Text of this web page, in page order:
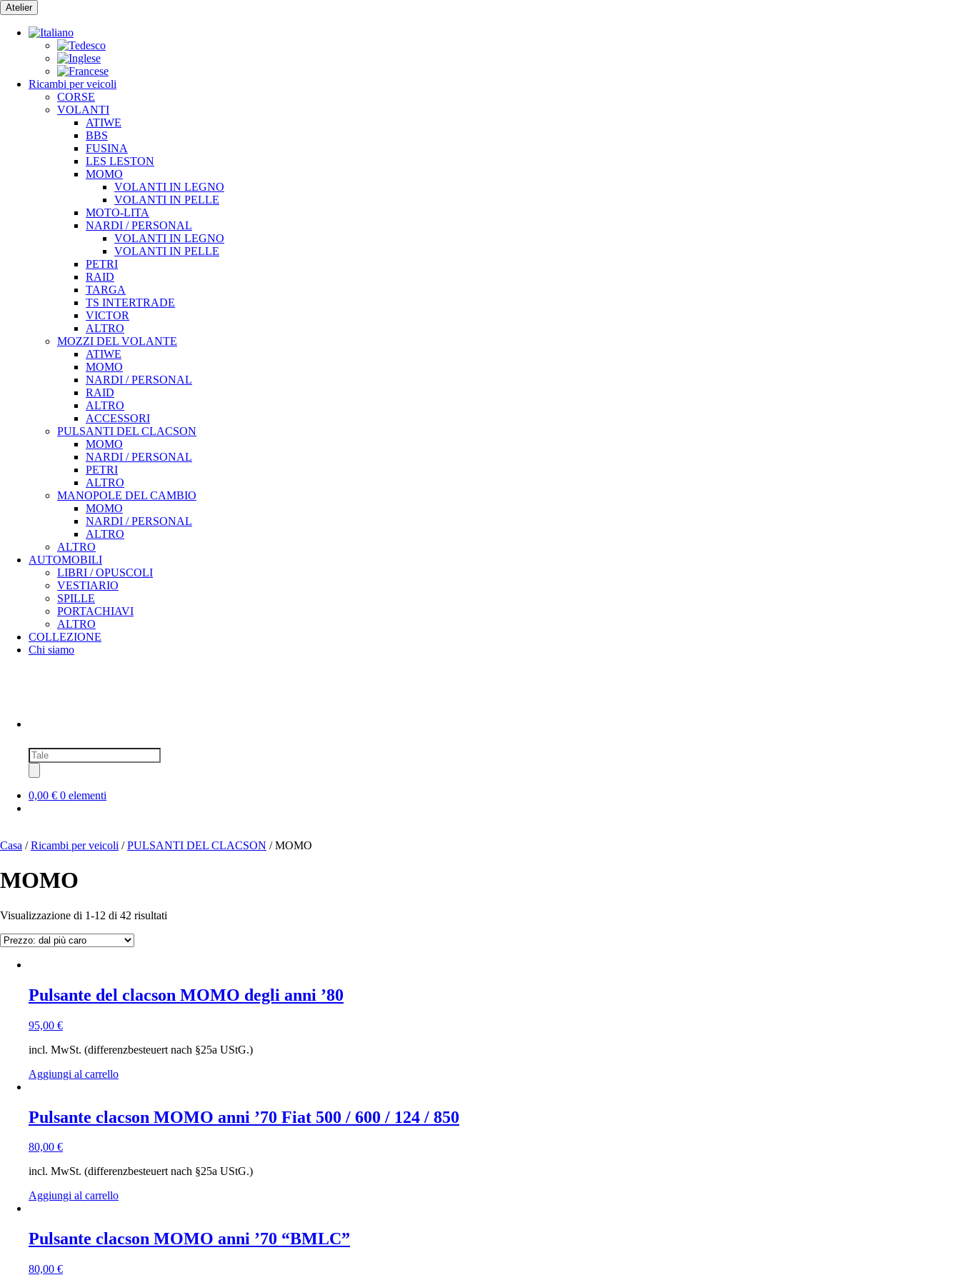
Vai
al
contenuto
Atelier
Ricambi per veicoli
CORSE
VOLANTI
ATIWE
BBS
FUSINA
LES LESTON
MOMO
VOLANTI IN LEGNO
VOLANTI IN PELLE
MOTO-LITA
NARDI / PERSONAL
VOLANTI IN LEGNO
VOLANTI IN PELLE
PETRI
RAID
TARGA
TS INTERTRADE
VICTOR
ALTRO
MOZZI DEL VOLANTE
ATIWE
MOMO
NARDI / PERSONAL
RAID
ALTRO
ACCESSORI
PULSANTI DEL CLACSON
MOMO
NARDI / PERSONAL
PETRI
ALTRO
MANOPOLE DEL CAMBIO
MOMO
NARDI / PERSONAL
ALTRO
ALTRO
AUTOMOBILI
LIBRI / OPUSCOLI
VESTIARIO
SPILLE
PORTACHIAVI
ALTRO
COLLEZIONE
Chi siamo
Ricerca
prodotti
0,00 € 0 elementi
Casa /Ricambi per veicoli /PULSANTI DEL CLACSON / MOMO
MOMO
Visualizzazione di 1-12 di 42 risultati
Pulsante del clacson MOMO degli anni ’80
95,00 €
incl. MwSt. (differenzbesteuert nach §25a UStG.)
Aggiungi al carrello
Pulsante clacson MOMO anni ’70 Fiat 500 / 600 / 124 / 850
80,00 €
incl. MwSt. (differenzbesteuert nach §25a UStG.)
Aggiungi al carrello
Pulsante clacson MOMO anni ’70 “BMLC”
80,00 €